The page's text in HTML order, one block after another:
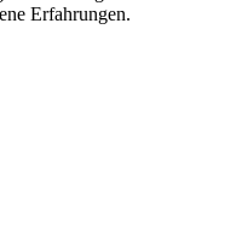
Erfahrungen.